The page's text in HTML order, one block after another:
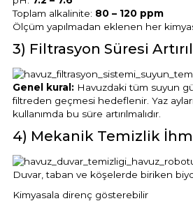
Yangın Pompası
Toplam alkalinite: 80 – 120 ppm
Ölçüm yapılmadan eklenen her
3) Filtrasyon Süresi
Genel kural: Havuzdaki tüm suyun
filtreden geçmesi hedeflenir. Yaz
kullanımda bu süre artırılmalıdır.
4) Mekanik Temizlik
Duvar, taban ve köşelerde biriken
Kimyasala direnç gösterebilir